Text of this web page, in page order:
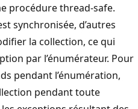
procédure thread-safe.
synchronisée, d’autres
la collection, ce qui
par l’énumérateur. Pour
pendant l’énumération,
pendant toute